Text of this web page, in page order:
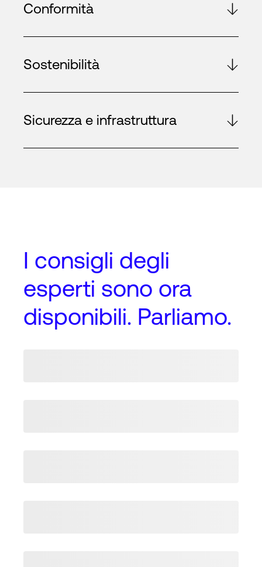
Conformità
Sostenibilità
Sicurezza e infrastruttura
I consigli degli
esperti sono ora
disponibili. Parliamo.